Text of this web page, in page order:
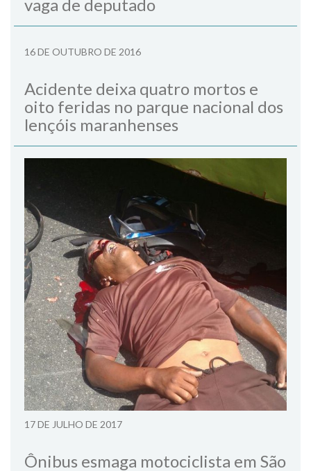
vaga de deputado
16 DE OUTUBRO DE 2016
Acidente deixa quatro mortos e
oito feridas no parque nacional dos
lençóis maranhenses
17 DE JULHO DE 2017
Ônibus esmaga motociclista em São